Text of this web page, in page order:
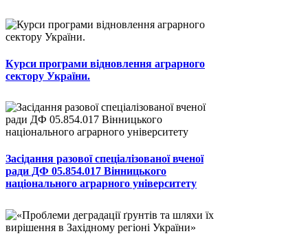
Курси програми відновлення аграрного
сектору України.
Засідання разової спеціалізованої вченої
ради ДФ 05.854.017 Вінницького
національного аграрного університету